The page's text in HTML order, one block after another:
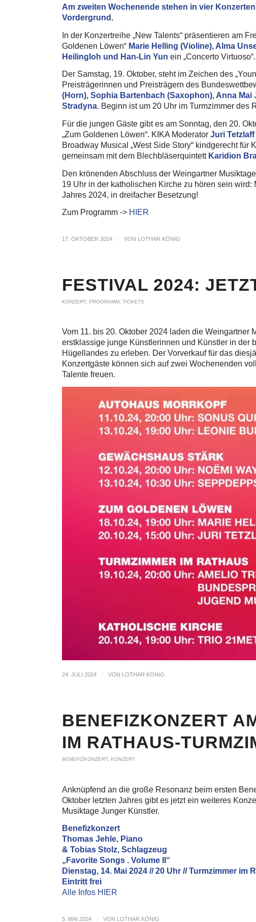
Am zweiten Wochenende stehen in vier
Vordergrund.
In der Konzertreihe „New Talents“ präsentieren am
Goldenen Löwen“ Marie Helling (Violine), Alma
Heilingloh und Han-Lin Yun ein „Concerto Virtuoso“.
Der Samstag, 19. Oktober, steht im Zeichen des
Preisträgerinnen und Preisträgern des
(Horn), Sophia Bartenbach (Saxophon), Anna
Stradyna. Beginn ist um 20 Uhr im Turmzimmer des
Für die jungen Gäste gibt es am Sonntag, den 20.
„Zum Goldenen Löwen“. KIKA Moderator Juri Tetzlaff
Broadway Musical „West Side Story“ kindgerecht
gemeinsam mit dem Blechbläserquintett Karidion
Den krönenden Abschluss der Weingartner
19 Uhr in der katholischen Kirche zu hören sein
Jahres 2024, in dreifacher Besetzung!
Zum Programm -> HIER
17. OKTOBER 2024 / VON LOTHAR KÖNIG
FESTIVAL 2024:
KONZERT, PROGRAMM TICKETS
Vom 11. bis 20. Oktober 2024 laden die Weingartner
erstklassige junge Künstlerinnen und Künstler in der
Hügellandes zu erleben. Der Vorverkauf für das
Konzertgäste können sich auf zwei Wochenenden
Talente freuen.
24. JULI 2024 / VON LOTHAR KÖNIG
BENEFIZKONZERT
IM RATHAUS-
BENEFIZKONZERT, KONZERT
Anknüpfend an die große Resonanz beim ersten
Oktober letzten Jahres gibt es jetzt ein weiteres
Musiktage Junger Künstler.
Benefizkonzert
Thomas Jehle, Piano
& Tobias Stolz, Schlagzeug
„Favorite Songs . Volume II“
Dienstag, 14. Mai 2024 // 20 Uhr // Turmzimmer im
Eintritt frei
Alle Infos HIER
5. MAI 2024 / VON LOTHAR KÖNIG